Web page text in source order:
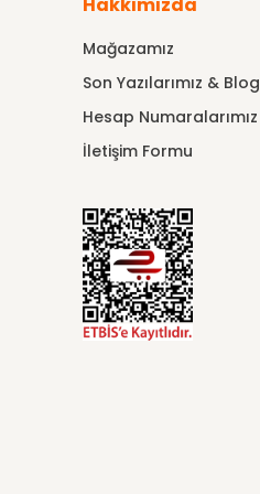
Mağazamız
Son Yazılarımız & Blog
Hesap Numaralarımız
İletişim Formu